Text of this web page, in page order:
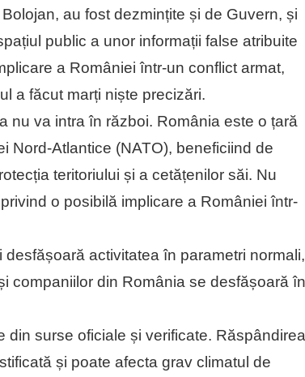
au fost dezmințite și de Guvern, și
public a unor informații false atribuite
a României într-un conflict armat,
a făcut marți niște precizări.
nu va intra în război. România este o țară
Nord-Atlantice (NATO), beneficiind de
teritoriului și a cetățenilor săi. Nu
o posibilă implicare a României într-
activitatea în parametri normali,
companiilor din România se desfășoară în
din surse oficiale și verificate. Răspândirea
și poate afecta grav climatul de